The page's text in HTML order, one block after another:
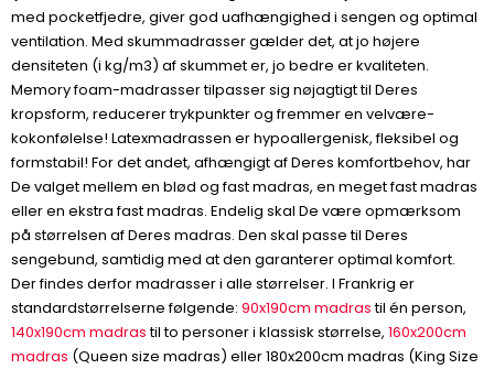
med pocketfjedre, giver god uafhængighed i sengen og optimal
ventilation. Med skummadrasser gælder det, at jo højere
densiteten (i kg/m3) af skummet er, jo bedre er kvaliteten.
Memory foam-madrasser tilpasser sig nøjagtigt til Deres
kropsform, reducerer trykpunkter og fremmer en velvære-
kokonfølelse! Latexmadrassen er hypoallergenisk, fleksibel og
formstabil! For det andet, afhængigt af Deres komfortbehov, har
De valget mellem en blød og fast madras, en meget fast madras
eller en ekstra fast madras. Endelig skal De være opmærksom
på størrelsen af Deres madras. Den skal passe til Deres
sengebund, samtidig med at den garanterer optimal komfort.
Der findes derfor madrasser i alle størrelser. I Frankrig er
standardstørrelserne følgende: 90x190cm madrastil én person,
140x190cm madrastil to personer i klassisk størrelse, 160x200cm
madras (Queen size madras) eller 180x200cm madras (King Size